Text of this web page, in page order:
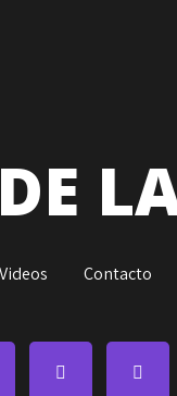
Videos Contacto